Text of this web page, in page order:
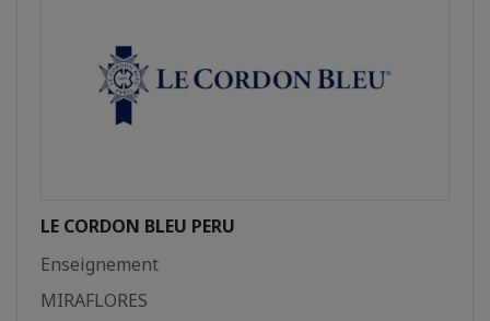
LE CORDON BLEU PERU
Enseignement
MIRAFLORES